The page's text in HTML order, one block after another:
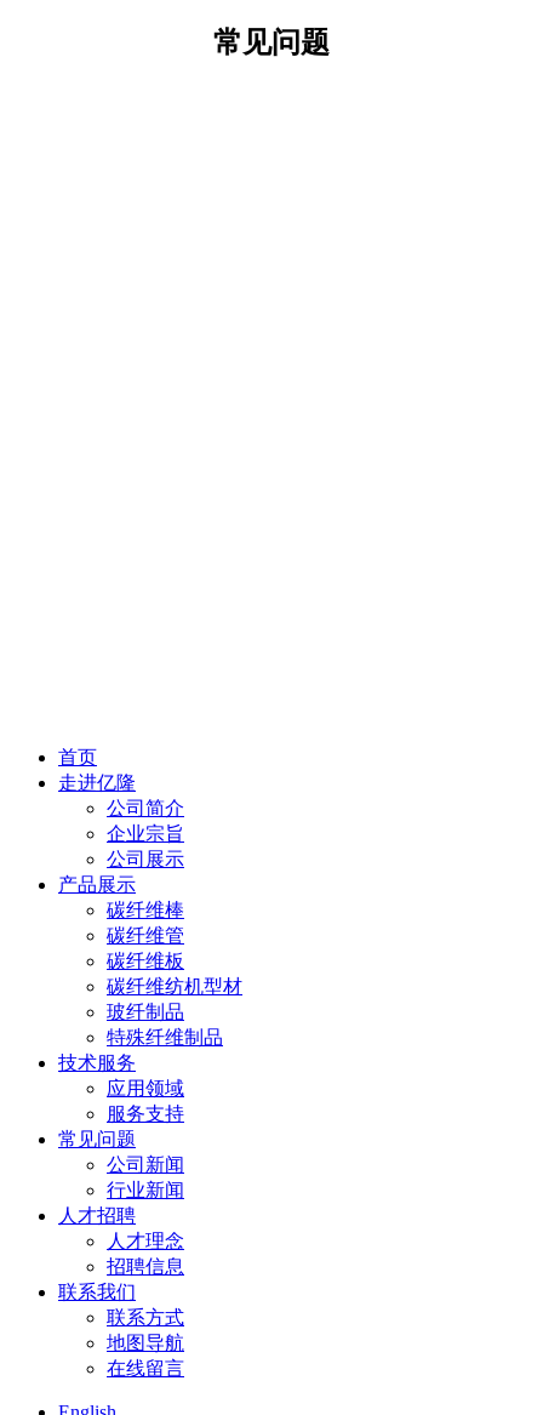
常见问题
首页
走进亿隆
公司简介
企业宗旨
公司展示
产品展示
碳纤维棒
碳纤维管
碳纤维板
碳纤维纺机型材
玻纤制品
特殊纤维制品
技术服务
应用领域
服务支持
常见问题
公司新闻
行业新闻
人才招聘
人才理念
招聘信息
联系我们
联系方式
地图导航
在线留言